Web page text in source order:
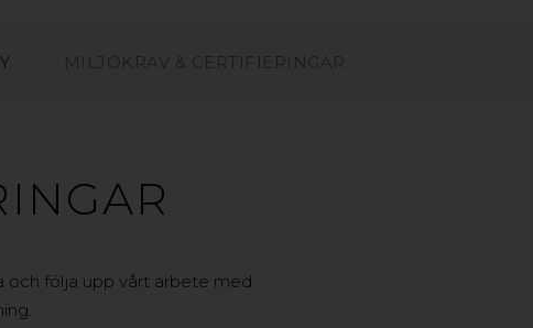
MILJÖKRAV & CERTIFIERINGAR
och följa upp vårt arbete med